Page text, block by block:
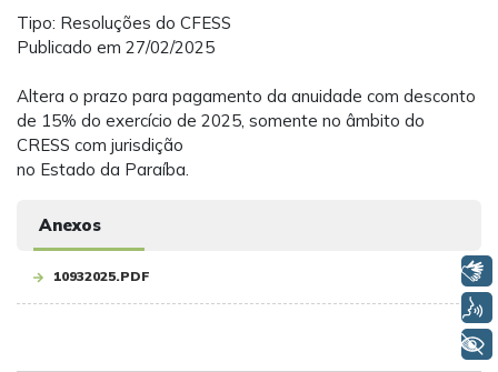
Tipo: Resoluções do CFESS
Publicado em 27/02/2025
Altera o prazo para pagamento da anuidade com desconto
de 15% do exercício de 2025, somente no âmbito do
CRESS com jurisdição
no Estado da Paraíba.
Anexos
10932025.PDF
Voz